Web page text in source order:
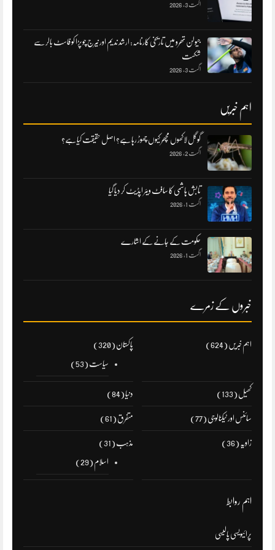
اگست 3, 2026
جیولن تھرو میں تاریخی کارنامہ: ارشد ندیم اور نیرج چوپڑا کو فاسٹ بالر سے
شکست
اگست 3, 2026
اہم خبریں
گوگل لاکھوں مچھر کیوں چھوڑ رہا ہے؟ اصل حقیقت کیا ہے؟
اگست 2, 2026
تابش ہاشمی کا سافٹ ویئر اپڈیٹ کر دیا گیا
اگست 1, 2026
حکومت کے جانے کے اشارے
اگست 1, 2026
خبروں کے زمرے
اہم خبریں(624) پاکستان(320)
سیاست(53)
کھیل(133) دنیا(84)
سائنس اور ٹیکنالوجی(77) متفرق(61)
زاویہ (36) مذہب(31)
اسلام (29)
اہم روابط
پرائیویسی پالیسی